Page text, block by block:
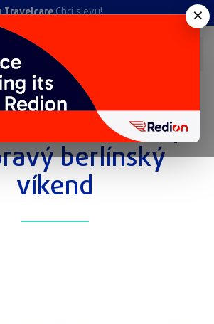
TravelcareChci slevu!
autem? 10 tipů
berlínský
víkend
×